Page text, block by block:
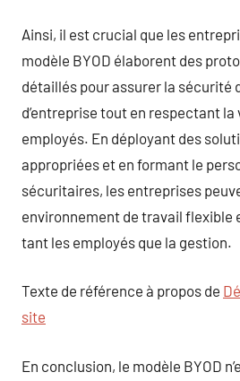
Ainsi, il est crucial que les
modèle BYOD élaborent des
détaillés pour assurer la sécurité
d’entreprise tout en respectant la
employés. En déployant des
appropriées et en formant le
sécuritaires, les entreprises
environnement de travail flexible
tant les employés que la gestion.
Texte de référence à propos de
site
En conclusion, le modèle BYOD